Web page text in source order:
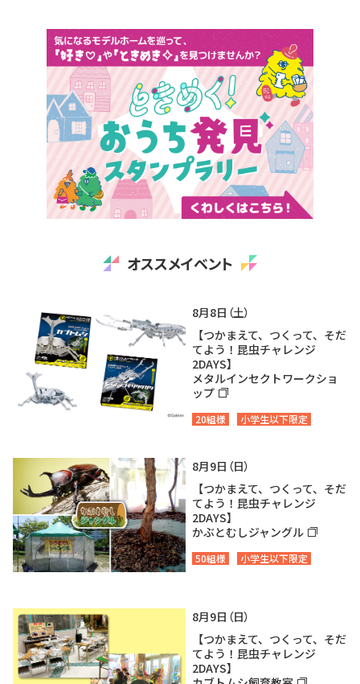
オススメイベント
20組様 小学生以下限定
8月8日（土）
【つかまえて、つくって、そだ
てよう！昆虫チャレンジ
2DAYS】
メタルインセクトワークショ
ップ
50組様 小学生以下限定
8月9日（日）
【つかまえて、つくって、そだ
てよう！昆虫チャレンジ
2DAYS】
かぶとむしジャングル
8月9日（日）
【つかまえて、つくって、そだ
てよう！昆虫チャレンジ
2DAYS】